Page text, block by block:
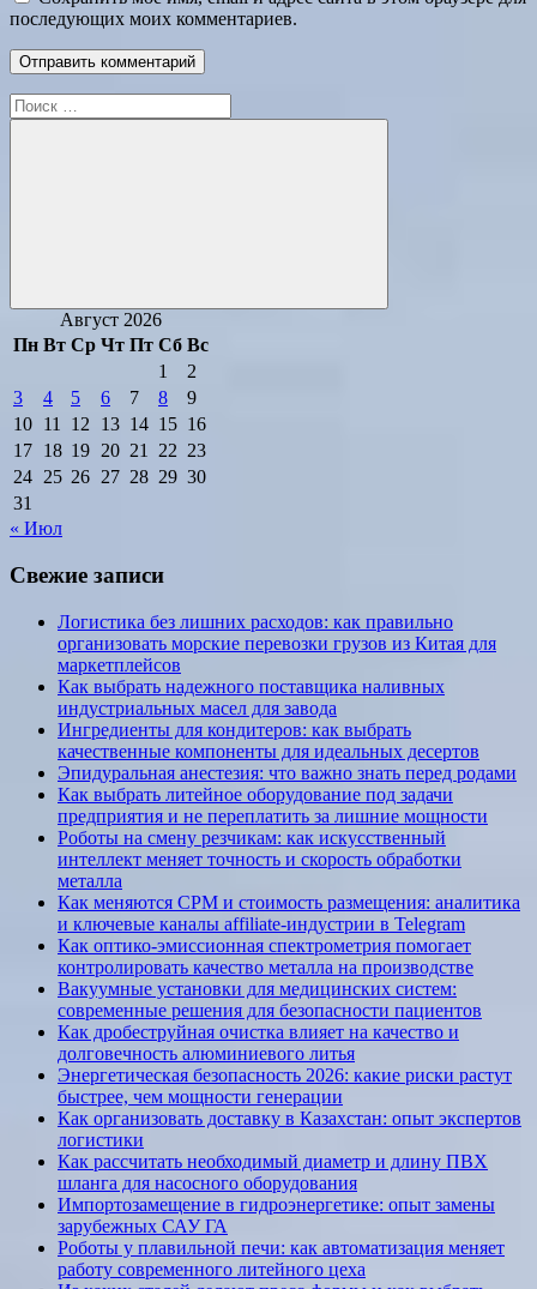
последующих моих комментариев.
Поиск
для:
Поиск
Август 2026
Пн Вт Ср Чт Пт Сб Вс
1
2
3
4 5 6 7 8
9
10 11 12 13 14 15 16
17 18 19 20 21 22 23
24 25 26 27 28 29 30
31
« Июл
Свежие записи
Логистика без лишних расходов: как правильно
организовать морские перевозки грузов из Китая для
маркетплейсов
Как выбрать надежного поставщика наливных
индустриальных масел для завода
Ингредиенты для кондитеров: как выбрать
качественные компоненты для идеальных десертов
Эпидуральная анестезия: что важно знать перед родами
Как выбрать литейное оборудование под задачи
предприятия и не переплатить за лишние мощности
Роботы на смену резчикам: как искусственный
интеллект меняет точность и скорость обработки
металла
Как меняются CPM и стоимость размещения: аналитика
и ключевые каналы affiliate-индустрии в Telegram
Как оптико-эмиссионная спектрометрия помогает
контролировать качество металла на производстве
Вакуумные установки для медицинских систем:
современные решения для безопасности пациентов
Как дробеструйная очистка влияет на качество и
долговечность алюминиевого литья
Энергетическая безопасность 2026: какие риски растут
быстрее, чем мощности генерации
Как организовать доставку в Казахстан: опыт экспертов
логистики
Как рассчитать необходимый диаметр и длину ПВХ
шланга для насосного оборудования
Импортозамещение в гидроэнергетике: опыт замены
зарубежных САУ ГА
Роботы у плавильной печи: как автоматизация меняет
работу современного литейного цеха